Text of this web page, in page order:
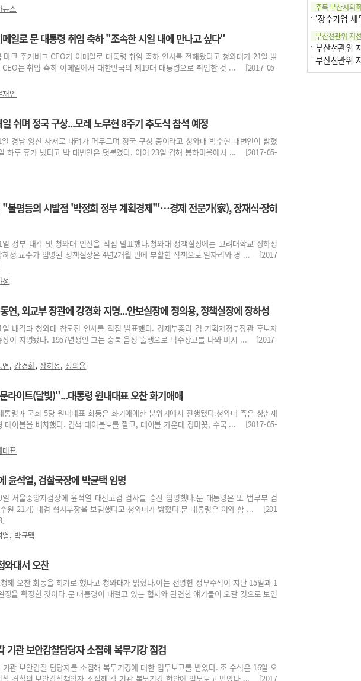
뉴스
메일로 문 대통령 취임 축하 "조속한 시일 내에 만나고 싶다"
마크 주커버그 CEO가 이메일로 대통령 취임 축하 인사를 전해왔다고 청와대가 21일 밝
CEO는 취임 축하 이메일에서 대한민국의 제19대 대통령으로 취임한 것 ... [2017-05-
재인
쉬며 정국 구상...모레 노무현 8주기 추도식 참석 예정
경남 양산 사저로 내려가 머무르며 정국 구상 중이라고 청와대 박수현 대변인이 밝혔
하루 휴가 냈다고 박 대변인은 덧붙였다. 이어 23일 김해 봉하마을에서 ... [2017-05-
"불평등의 시발점 '박정희 정부 계획경제'"…경제 전문가(家), 장재식·장하
정부 내각 및 청와대 인선을 직접 발표했다.청와대 정책실장에는 고려대학교 장하성
하성 교수가 임명된 정책실장은 4년2개월 만에 부활한 직책으로 일자리와 경 ... [2017
연, 외교부 장관에 강경화 지명...안보실장에 정의용, 정책실장에 장하성
내각과 청와대 참모진 인사를 직접 발표했다. 경제부총리 겸 기획재정부장관 후보자
장이 지명됐다. 1957년생인 그는 충북 음성 출생으로 덕수상고를 나와 미시 ... [2017-
연, 강경화, 장하성, 정의용
라이트(달빛)"...대통령 원내대표 오찬 화기애애
통령과 국회 5당 원내대표 회동은 화기애애한 분위기에서 진행됐다.청와대 측은 상춘재
테이블을 배치했다. 감색 테이블보를 깔고, 테이블 가운데 장미꽃, 수국 ... [2017-05-
대표
윤석열, 검찰국장에 박균택 임명
서울중앙지검장에 윤석열 대전고검 검사를 승진 임명했다.문 대통령은 또 법무부 검
원 21기) 대검 형사부장을 보임했다고 청와대가 밝혔다.문 대통령은 이와 함 ... [201
, 박균택
와대서 오찬
해 오찬 회동을 하기로 했다고 청와대가 밝혔다.이는 전병헌 정무수석이 지난 15일과 1
을 확정한 것이다.문 대통령이 내걸고 있는 협치와 관련한 얘기들이 오갈 것으로 보인
기관 보안감찰담당자 소집해 복무기강 점검
관 보안감찰 담당자를 소집해 복무기강에 대한 업무보고를 받았다. 조 수석은 16일 오
찰 경찰의 보안감찰책임자 소집해 각 기관 복무기강 현안에 업무보고 받았다 ... [2017
주목 부산시의회
부산선관위 지